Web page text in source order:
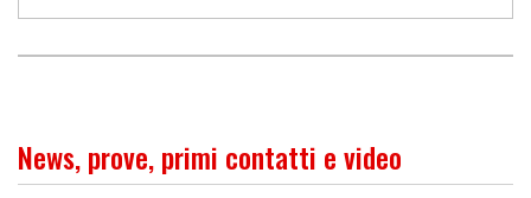
News, prove, primi contatti e video